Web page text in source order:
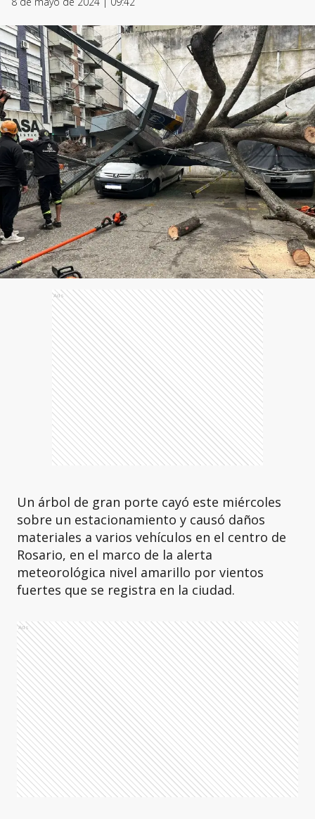
Ads
Un árbol de gran porte cayó este miércoles
sobre un estacionamiento y causó daños
materiales a varios vehículos en el centro de
Rosario, en el marco de la alerta
meteorológica nivel amarillo por vientos
fuertes que se registra en la ciudad.
Ads